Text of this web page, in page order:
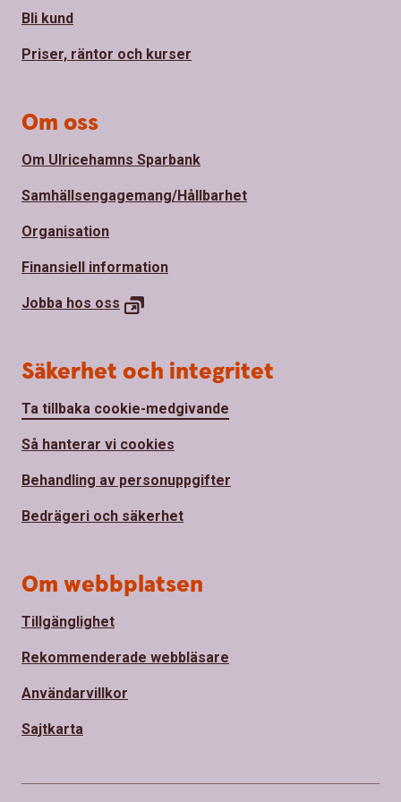
Bli kund
Priser, räntor och kurser
Om oss
Om Ulricehamns Sparbank
Samhällsengagemang/Hållbarhet
Organisation
Finansiell information
Jobba hos oss
Säkerhet och integritet
Ta tillbaka cookie-medgivande
Så hanterar vi cookies
Behandling av personuppgifter
Bedrägeri och säkerhet
Om webbplatsen
Tillgänglighet
Rekommenderade webbläsare
Användarvillkor
Sajtkarta